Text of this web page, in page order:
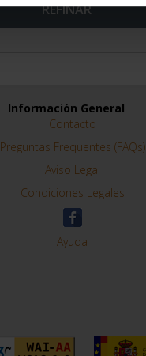
REFINAR
Información General
Contacto
Preguntas Frequentes (FAQs)
Aviso Legal
Condiciones Legales
Ayuda